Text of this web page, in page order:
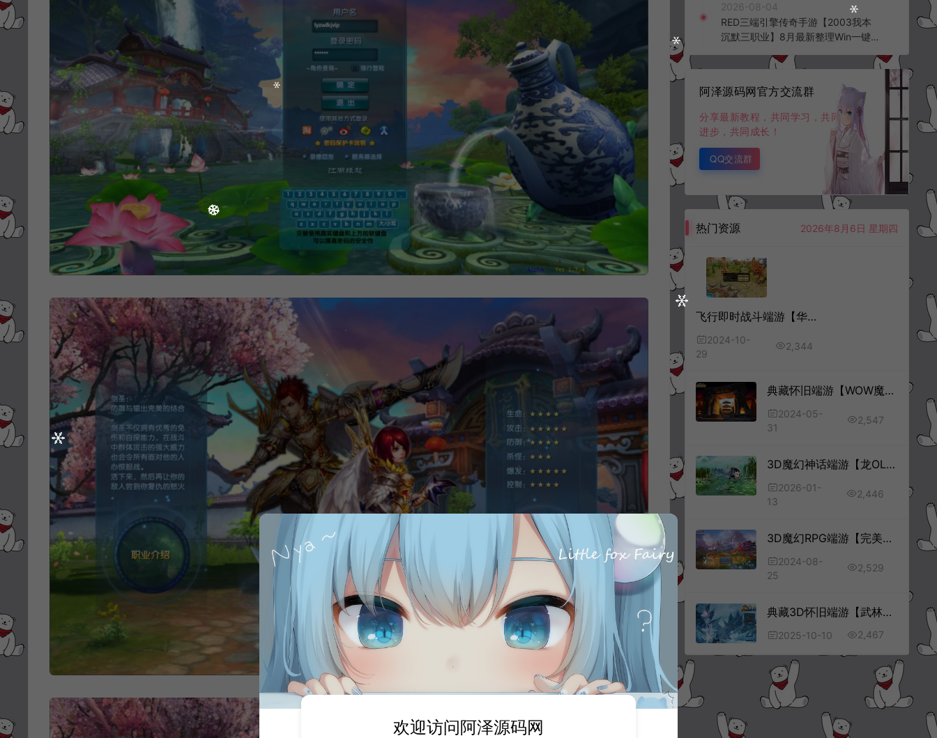
K授权后台+安卓苹果双端+详细搭建
教程+视频教程
2026-08-04
RED三端引擎传奇手游【2003我本
沉默三职业】8月最新整理Win一键
阿泽源码网官方交流群
分享最新教程，共同学习，共同
进步，共同成长！
QQ交流群
热门资源 2026年8月6日 星期四
飞行即时战斗端游【华夏新飞飞V19】10月最新整理Win半手工服务端+网页注册+GM工具+PC客户端+详细搭建教程
2024-10-
29
2,344
典藏怀旧端游【WOW魔兽世界60级完美版】5月最新整理Win一键服务端+网页注册+假人+GM指令教程+PC客户端+详细搭建教程
2024-05-
31
2,547
3D魔幻神话端游【龙OL之梦龙元神版】1月最新整理Win一键服务端+网页注册+GM工具+GM命令+PC客户端+详细搭建教程
2026-01-
13
2,446
3D魔幻RPG端游【完美国际142人鱼传说前传】8月最新整理Linux手工服务端+管理后台+网页注册+GM指令+GM工具+PC客户端+详细搭建教程
2024-08-
25
2,529
典藏3D怀旧端游【武林外传401柔情复古100级强天位版】10月最新整理Linux手工服务端+网页注册+GM工具+PC客户端+详细搭建教程
2025-10-10 2,467
欢迎访问阿泽源码网